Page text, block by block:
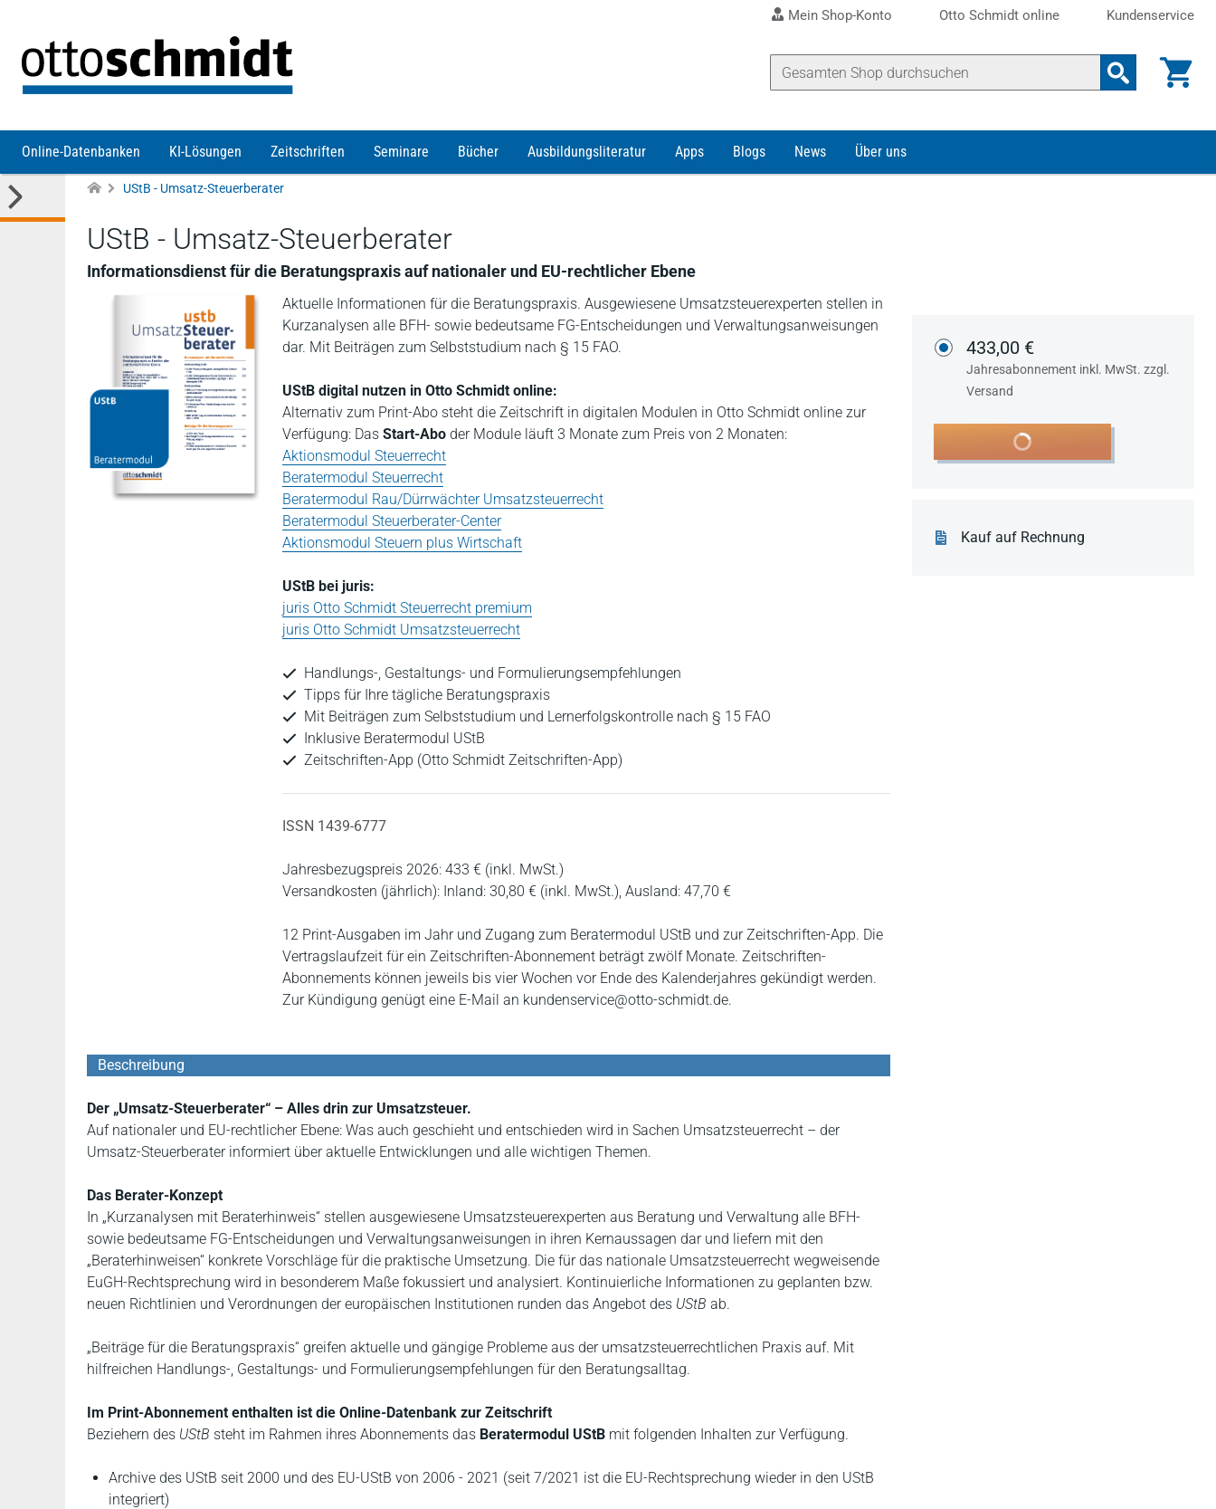
Mein Shop-Konto Otto Schmidt online Kundenservice
Online-Datenbanken KI-Lösungen Zeitschriften Seminare Bücher Ausbildungsliteratur Apps Blogs News Über uns
UStB - Umsatz-Steuerberater
UStB - Umsatz-Steuerberater
Informationsdienst für die Beratungspraxis auf nationaler und EU-rechtlicher Ebene
Aktuelle Informationen für die Beratungspraxis. Ausgewiesene Umsatzsteuerexperten stellen in
Kurzanalysen alle BFH- sowie bedeutsame FG-Entscheidungen und Verwaltungsanweisungen
dar. Mit Beiträgen zum Selbststudium nach § 15 FAO.
UStB digital nutzen in Otto Schmidt online:
Alternativ zum Print-Abo steht die Zeitschrift in digitalen Modulen in Otto Schmidt online zur
Verfügung: Das Start-Abo der Module läuft 3 Monate zum Preis von 2 Monaten:
Aktionsmodul Steuerrecht
Beratermodul Steuerrecht
Beratermodul Rau/Dürrwächter Umsatzsteuerrecht
Beratermodul Steuerberater-Center
Aktionsmodul Steuern plus Wirtschaft
UStB bei juris:
juris Otto Schmidt Steuerrecht premium
juris Otto Schmidt Umsatzsteuerrecht
Handlungs-, Gestaltungs- und Formulierungsempfehlungen
Tipps für Ihre tägliche Beratungspraxis
Mit Beiträgen zum Selbststudium und Lernerfolgskontrolle nach § 15 FAO
Inklusive Beratermodul UStB
Zeitschriften-App (Otto Schmidt Zeitschriften-App)
ISSN 1439-6777
Jahresbezugspreis 2026: 433 € (inkl. MwSt.)
Versandkosten (jährlich): Inland: 30,80 € (inkl. MwSt.), Ausland: 47,70 €
12 Print-Ausgaben im Jahr und Zugang zum Beratermodul UStB und zur Zeitschriften-App. Die
Vertragslaufzeit für ein Zeitschriften-Abonnement beträgt zwölf Monate. Zeitschriften-
Abonnements können jeweils bis vier Wochen vor Ende des Kalenderjahres gekündigt werden.
Zur Kündigung genügt eine E-Mail an kundenservice@otto-schmidt.de.
433,00 €
Jahresabonnement inkl. MwSt. zzgl.
Versand
In den Warenkorb
Kauf auf Rechnung
Beschreibung
Der „Umsatz-Steuerberater“ – Alles drin zur Umsatzsteuer.
Auf nationaler und EU-rechtlicher Ebene: Was auch geschieht und entschieden wird in Sachen Umsatzsteuerrecht – der
Umsatz-Steuerberater informiert über aktuelle Entwicklungen und alle wichtigen Themen.
Das Berater-Konzept
In „Kurzanalysen mit Beraterhinweis“ stellen ausgewiesene Umsatzsteuerexperten aus Beratung und Verwaltung alle BFH-
sowie bedeutsame FG-Entscheidungen und Verwaltungsanweisungen in ihren Kernaussagen dar und liefern mit den
„Beraterhinweisen“ konkrete Vorschläge für die praktische Umsetzung. Die für das nationale Umsatzsteuerrecht wegweisende
EuGH-Rechtsprechung wird in besonderem Maße fokussiert und analysiert. Kontinuierliche Informationen zu geplanten bzw.
neuen Richtlinien und Verordnungen der europäischen Institutionen runden das Angebot des UStB ab.
„Beiträge für die Beratungspraxis“ greifen aktuelle und gängige Probleme aus der umsatzsteuerrechtlichen Praxis auf. Mit
hilfreichen Handlungs-, Gestaltungs- und Formulierungsempfehlungen für den Beratungsalltag.
Im Print-Abonnement enthalten ist die Online-Datenbank zur Zeitschrift
Beziehern des UStB steht im Rahmen ihres Abonnements das Beratermodul UStB mit folgenden Inhalten zur Verfügung.
Archive des UStB seit 2000 und des EU-UStB von 2006 - 2021 (seit 7/2021 ist die EU-Rechtsprechung wieder in den UStB
integriert)